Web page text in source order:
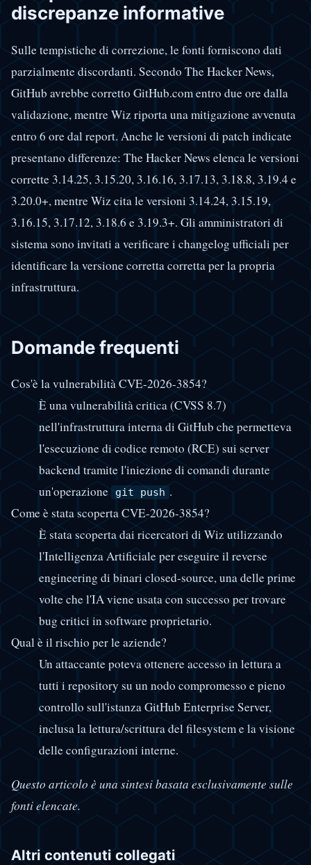
discrepanze informative
Sulle tempistiche di correzione, le fonti forniscono dati
parzialmente discordanti. Secondo The Hacker News,
GitHub avrebbe corretto GitHub.com entro due ore dalla
validazione, mentre Wiz riporta una mitigazione avvenuta
entro 6 ore dal report. Anche le versioni di patch indicate
presentano differenze: The Hacker News elenca le versioni
corrette 3.14.25, 3.15.20, 3.16.16, 3.17.13, 3.18.8, 3.19.4 e
3.20.0+, mentre Wiz cita le versioni 3.14.24, 3.15.19,
3.16.15, 3.17.12, 3.18.6 e 3.19.3+. Gli amministratori di
sistema sono invitati a verificare i changelog ufficiali per
identificare la versione corretta corretta per la propria
infrastruttura.
Domande frequenti
Cos'è la vulnerabilità CVE-2026-3854?
È una vulnerabilità critica (CVSS 8.7)
nell'infrastruttura interna di GitHub che permetteva
l'esecuzione di codice remoto (RCE) sui server
backend tramite l'iniezione di comandi durante
un'operazione git push .
Come è stata scoperta CVE-2026-3854?
È stata scoperta dai ricercatori di Wiz utilizzando
l'Intelligenza Artificiale per eseguire il reverse
engineering di binari closed-source, una delle prime
volte che l'IA viene usata con successo per trovare
bug critici in software proprietario.
Qual è il rischio per le aziende?
Un attaccante poteva ottenere accesso in lettura a
tutti i repository su un nodo compromesso e pieno
controllo sull'istanza GitHub Enterprise Server,
inclusa la lettura/scrittura del filesystem e la visione
delle configurazioni interne.
Questo articolo è una sintesi basata esclusivamente sulle
fonti elencate.
Altri contenuti collegati